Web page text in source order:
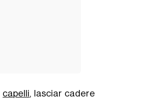
capelli, lasciar cadere